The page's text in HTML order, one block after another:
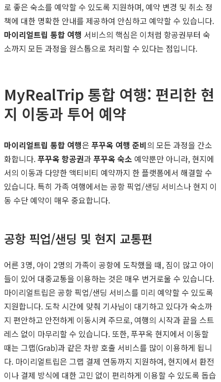
로 좋은 숙소를 예약할 수 있도록 지원하며, 예약 변경 및 취소 정
책에 대한 명확한 안내를 제공하여 안심하고 예약할 수 있습니다.
마이리얼트립 통합 여행 서비스의 핵심은 이처럼 항공권부터 숙
소까지 모든 과정을 원스톱으로 처리할 수 있다는 점입니다.
MyRealTrip 통합 여행: 편리한 현
지 이동과 투어 예약
마이리얼트립 통합 여행은 푸꾸옥 여행 준비의 모든 과정을 간소
화합니다.푸꾸옥 항공권과푸꾸옥 숙소 예약뿐만 아니라, 현지에
서의 이동과 다양한 액티비티 예약까지 한 플랫폼에서 해결할 수
있습니다. 특히 가족 여행에서는 공항 픽업/샌딩 서비스나 현지 이
동 수단 예약이 매우 중요합니다.
공항 픽업/샌딩 및 현지 교통편
어른 3명, 아이 2명의 가족이 공항에 도착했을 때, 짐이 많고 아이
들이 있어 대중교통을 이용하는 것은 매우 번거로울 수 있습니다.
마이리얼트립은 공항 픽업/샌딩 서비스를 미리 예약할 수 있도록
지원합니다. 도착 시간에 맞춰 기사님이 대기하고 있다가 숙소까
지 편안하고 안전하게 이동시켜 주므로, 여행의 시작과 끝을 스트
레스 없이 마무리할 수 있습니다. 또한, 푸꾸옥 현지에서 이동할
때는 그랩(Grab)과 같은 차량 호출 서비스를 많이 이용하게 됩니
다. 마이리얼트립은 그랩 결제 연동까지 지원하여, 현지에서 환전
이나 결제 방식에 대한 고민 없이 편리하게 이용할 수 있도록 돕습